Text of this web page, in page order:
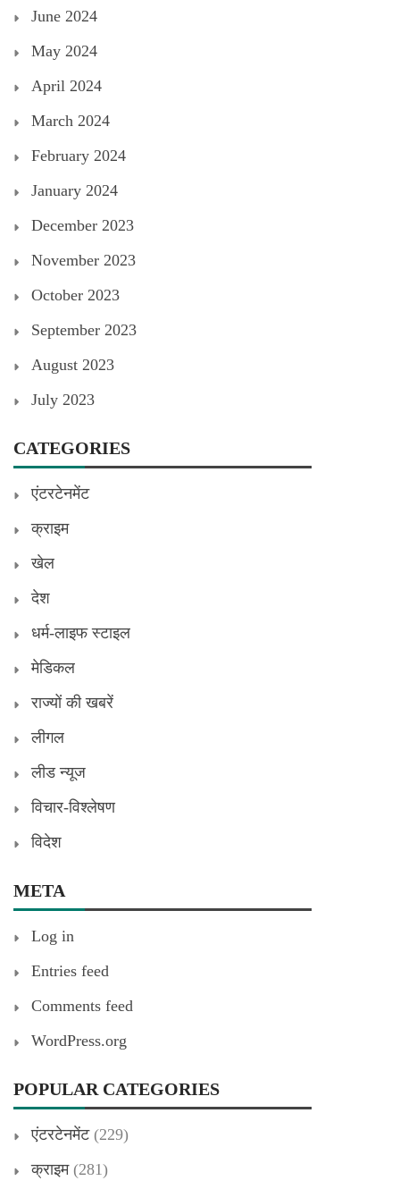
June 2024
May 2024
April 2024
March 2024
February 2024
January 2024
December 2023
November 2023
October 2023
September 2023
August 2023
July 2023
CATEGORIES
एंटरटेनमेंट
क्राइम
खेल
देश
धर्म-लाइफ स्टाइल
मेडिकल
राज्यों की खबरें
लीगल
लीड न्यूज
विचार-विश्लेषण
विदेश
META
Log in
Entries feed
Comments feed
WordPress.org
POPULAR CATEGORIES
एंटरटेनमेंट(229)
क्राइम(281)